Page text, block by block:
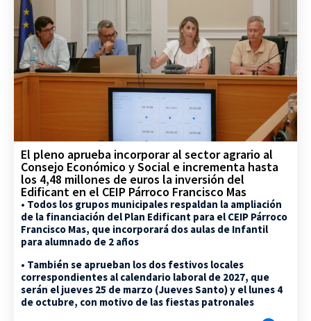
El pleno aprueba incorporar al sector agrario al
Consejo Económico y Social e incrementa hasta
los 4,48 millones de euros la inversión del
Edificant en el CEIP Párroco Francisco Mas
• Todos los grupos municipales respaldan la ampliación
de la financiación del Plan Edificant para el CEIP Párroco
Francisco Mas, que incorporará dos aulas de Infantil
para alumnado de 2 años
• También se aprueban los dos festivos locales
correspondientes al calendario laboral de 2027, que
serán el jueves 25 de marzo (Jueves Santo) y el lunes 4
de octubre, con motivo de las fiestas patronales